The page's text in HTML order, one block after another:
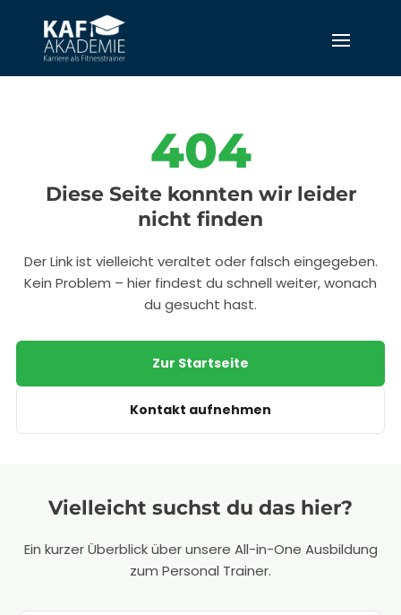
404
Diese Seite konnten wir leider
nicht finden
Der Link ist vielleicht veraltet oder falsch eingegeben.
Kein Problem – hier findest du schnell weiter, wonach
du gesucht hast.
Zur Startseite
Kontakt aufnehmen
Vielleicht suchst du das hier?
Ein kurzer Überblick über unsere All-in-One Ausbildung
zum Personal Trainer.